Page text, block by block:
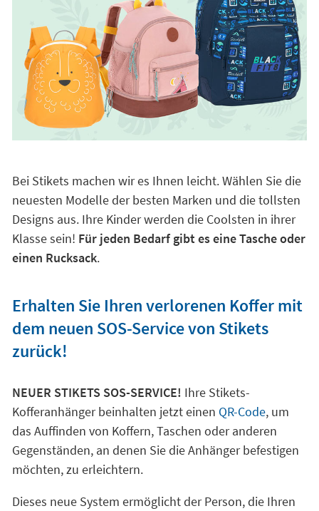
Bei Stikets machen wir es Ihnen leicht. Wählen Sie die
neuesten Modelle der besten Marken und die tollsten
Designs aus. Ihre Kinder werden die Coolsten in ihrer
Klasse sein! Für jeden Bedarf gibt es eine Tasche oder
einen Rucksack.
Erhalten Sie Ihren verlorenen Koffer mit
dem neuen SOS-Service von Stikets
zurück!
NEUER STIKETS SOS-SERVICE! Ihre Stikets-
Kofferanhänger beinhalten jetzt einen QR-Code, um
das Auffinden von Koffern, Taschen oder anderen
Gegenständen, an denen Sie die Anhänger befestigen
möchten, zu erleichtern.
Dieses neue System ermöglicht der Person, die Ihren